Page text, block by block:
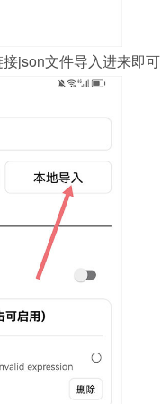
json文件导入进来即可